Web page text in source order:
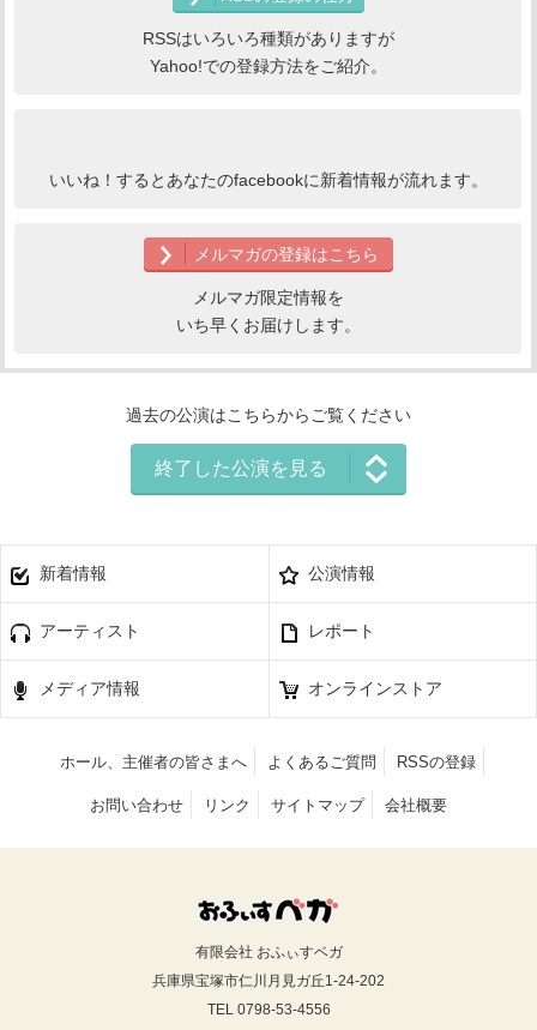
RSSはいろいろ種類がありますが
Yahoo!での登録方法をご紹介。
いいね！するとあなたのfacebookに新着情報が流れます。
メルマガの登録はこちら
メルマガ限定情報を
いち早くお届けします。
過去の公演はこちらからご覧ください
終了した公演を見る
新着情報 公演情報
アーティスト レポート
メディア情報 オンラインストア
ホール、主催者の皆さまへ よくあるご質問 RSSの登録
お問い合わせ リンク サイトマップ 会社概要
有限会社 おふぃすベガ
兵庫県宝塚市仁川月見ガ丘1-24-202
TEL 0798-53-4556